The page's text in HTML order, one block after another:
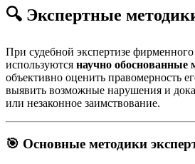
🔍 Экспертные
При судебной экспертизе
используются научно обоснованные
объективно оценить правомерность
выявить возможные нарушения и
или незаконное заимствование.
🎯 Основные методики